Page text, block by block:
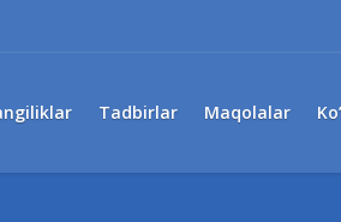
Tadbirlar Maqolalar